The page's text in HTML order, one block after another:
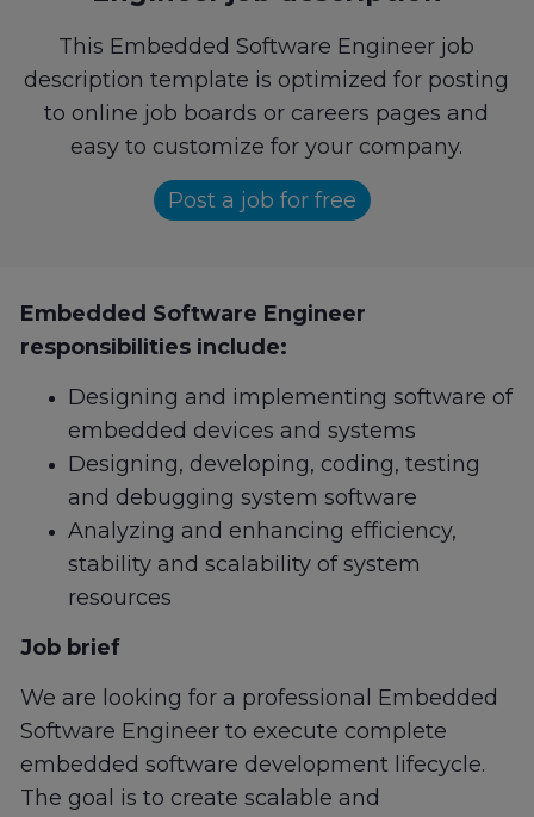
This Embedded Software Engineer job
description template is optimized for posting
to online job boards or careers pages and
easy to customize for your company.
Post a job for free
Embedded Software Engineer
responsibilities include:
Designing and implementing software of
embedded devices and systems
Designing, developing, coding, testing
and debugging system software
Analyzing and enhancing efficiency,
stability and scalability of system
resources
Job brief
We are looking for a professional Embedded
Software Engineer to execute complete
embedded software development lifecycle.
The goal is to create scalable and